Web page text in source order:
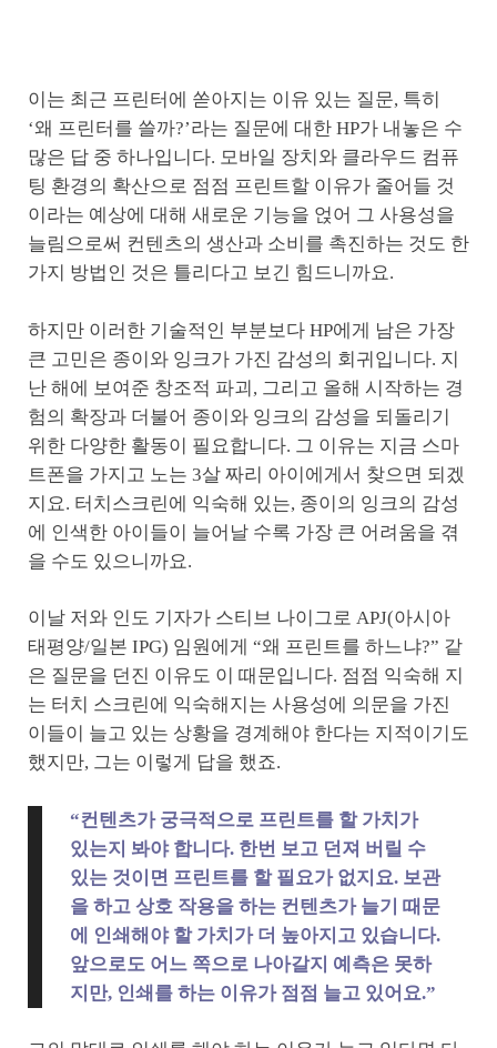
이는 최근 프린터에 쏟아지는 이유 있는 질문, 특히
‘왜 프린터를 쓸까?’라는 질문에 대한 HP가 내놓은 수
많은 답 중 하나입니다. 모바일 장치와 클라우드 컴퓨
팅 환경의 확산으로 점점 프린트할 이유가 줄어들 것
이라는 예상에 대해 새로운 기능을 얹어 그 사용성을
늘림으로써 컨텐츠의 생산과 소비를 촉진하는 것도 한
가지 방법인 것은 틀리다고 보긴 힘드니까요.
하지만 이러한 기술적인 부분보다 HP에게 남은 가장
큰 고민은 종이와 잉크가 가진 감성의 회귀입니다. 지
난 해에 보여준 창조적 파괴, 그리고 올해 시작하는 경
험의 확장과 더불어 종이와 잉크의 감성을 되돌리기
위한 다양한 활동이 필요합니다. 그 이유는 지금 스마
트폰을 가지고 노는 3살 짜리 아이에게서 찾으면 되겠
지요. 터치스크린에 익숙해 있는, 종이의 잉크의 감성
에 인색한 아이들이 늘어날 수록 가장 큰 어려움을 겪
을 수도 있으니까요.
이날 저와 인도 기자가 스티브 나이그로 APJ(아시아
태평양/일본 IPG) 임원에게 “왜 프린트를 하느냐?” 같
은 질문을 던진 이유도 이 때문입니다. 점점 익숙해 지
는 터치 스크린에 익숙해지는 사용성에 의문을 가진
이들이 늘고 있는 상황을 경계해야 한다는 지적이기도
했지만, 그는 이렇게 답을 했죠.
“컨텐츠가 궁극적으로 프린트를 할 가치가
있는지 봐야 합니다. 한번 보고 던져 버릴 수
있는 것이면 프린트를 할 필요가 없지요. 보관
을 하고 상호 작용을 하는 컨텐츠가 늘기 때문
에 인쇄해야 할 가치가 더 높아지고 있습니다.
앞으로도 어느 쪽으로 나아갈지 예측은 못하
지만, 인쇄를 하는 이유가 점점 늘고 있어요.”